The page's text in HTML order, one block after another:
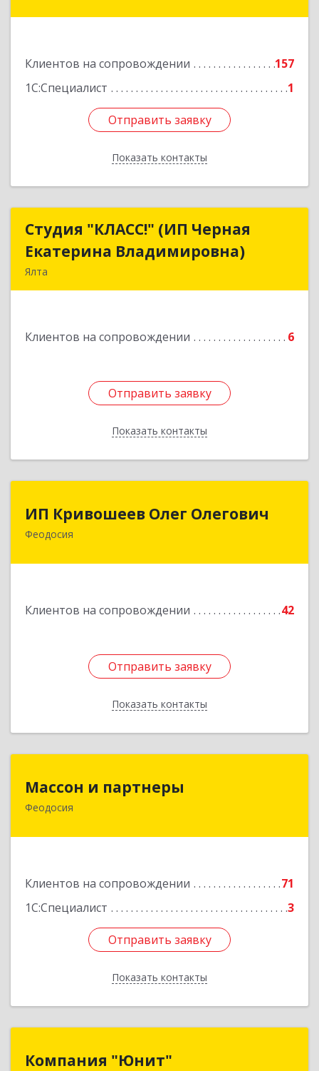
Клиентов на сопровождении
157
1С:Специалист
1
Отправить заявку
Показать контакты
Отправить заявку
Назад
Студия "КЛАСС!" (ИП Черная
Екатерина Владимировна)
Ялта
Клиентов на сопровождении 6
Отправить заявку
Показать контакты
Студия "КЛАСС!" (ИП Черная
Екатерина Владимировна)
Отправить заявку
Назад
ИП Кривошеев Олег Олегович
Феодосия
Клиентов на сопровождении 42
Отправить заявку
Показать контакты
Отправить заявку
Назад
Массон и партнеры
Феодосия
Клиентов на сопровождении
71
1С:Специалист
3
Отправить заявку
Показать контакты
298112, Крым Респ, Феодосия г, Крымская ул,
Отправить заявку
Назад
Компания "Юнит"